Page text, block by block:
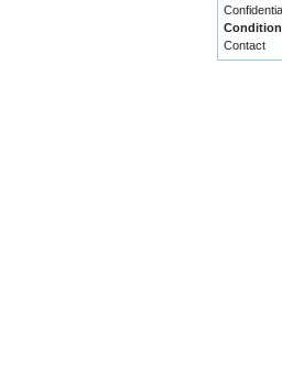
Contact